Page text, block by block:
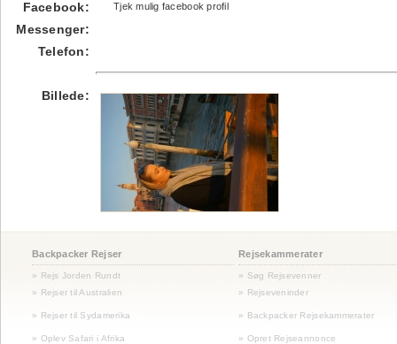
Facebook: Tjek mulig facebook profil
Messenger:
Telefon:
Billede:
Backpacker Rejser Rejsekammerater
» Rejs Jorden Rundt
» Søg Rejsevenner
» Rejser til Australien
» Rejseveninder
» Rejser til Sydamerika » Backpacker Rejsekammerater
» Oplev Safari i Afrika
» Opret Rejseannonce